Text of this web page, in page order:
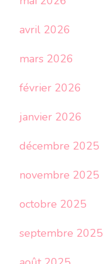
avril 2026
mars 2026
février 2026
janvier 2026
décembre 2025
novembre 2025
octobre 2025
septembre 2025